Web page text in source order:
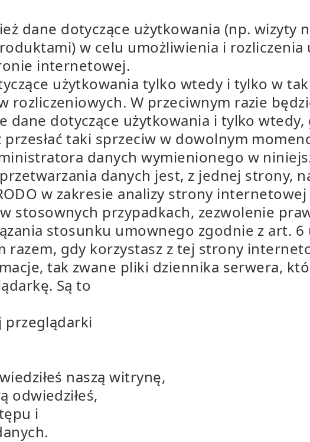
dane dotyczące użytkowania (np. wizyty
w celu umożliwienia i rozliczenia
internetowej.
użytkowania tylko wtedy i tylko w
rozliczeniowych. W przeciwnym razie
dane dotyczące użytkowania i tylko wtedy,
przesłać taki sprzeciw w dowolnym
danych wymienionego w
danych jest, z jednej strony,
w zakresie analizy strony
stosownych przypadkach, zezwolenie
stosunku umownego zgodnie z art. 6
razem, gdy korzystasz z tej strony
tak zwane pliki dziennika serwera,
Są to
przeglądarki
naszą witrynę,
odwiedziłeś,
i